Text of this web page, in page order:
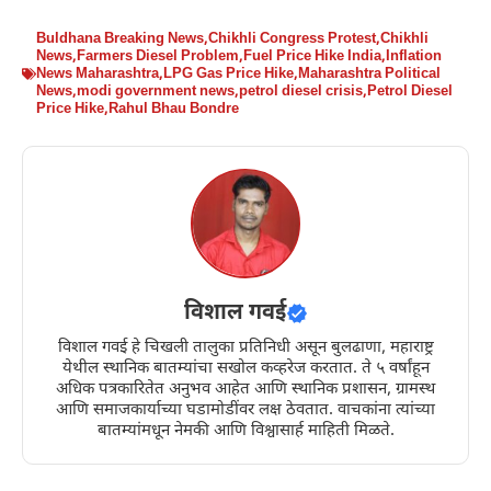
Buldhana Breaking News,Chikhli Congress Protest,Chikhli
News,Farmers Diesel Problem,Fuel Price Hike India,Inflation
News Maharashtra,LPG Gas Price Hike,Maharashtra Political
News,modi government news,petrol diesel crisis,Petrol Diesel
Price Hike,Rahul Bhau Bondre
विशाल गवई
विशाल गवई हे चिखली तालुका प्रतिनिधी असून बुलढाणा, महाराष्ट्र
येथील स्थानिक बातम्यांचा सखोल कव्हरेज करतात. ते ५ वर्षांहून
अधिक पत्रकारितेत अनुभव आहेत आणि स्थानिक प्रशासन, ग्रामस्थ
आणि समाजकार्याच्या घडामोडींवर लक्ष ठेवतात. वाचकांना त्यांच्या
बातम्यांमधून नेमकी आणि विश्वासार्ह माहिती मिळते.